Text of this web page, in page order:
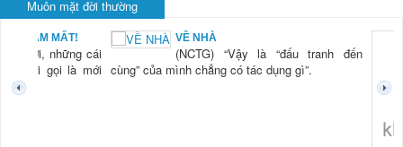
Muôn mặt đời thường
NAM MẤT!
“Xời, những cái
mới gọi là mới
VỀ NHÀ
(NCTG) “Vậy là “đấu tranh đến
cùng” của mình chẳng có tác dụng gì”.